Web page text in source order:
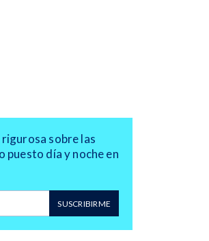
sobre las
puesto día y noche en
SUSCRIBIRME